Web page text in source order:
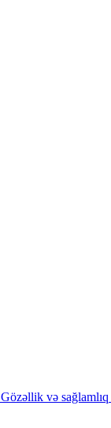
Gözəllik və sağlamlıq